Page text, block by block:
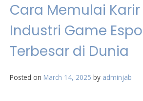
Cara Memulai
Industri Game
Terbesar di Dunia
Posted on March 14, 2025 by adminjab